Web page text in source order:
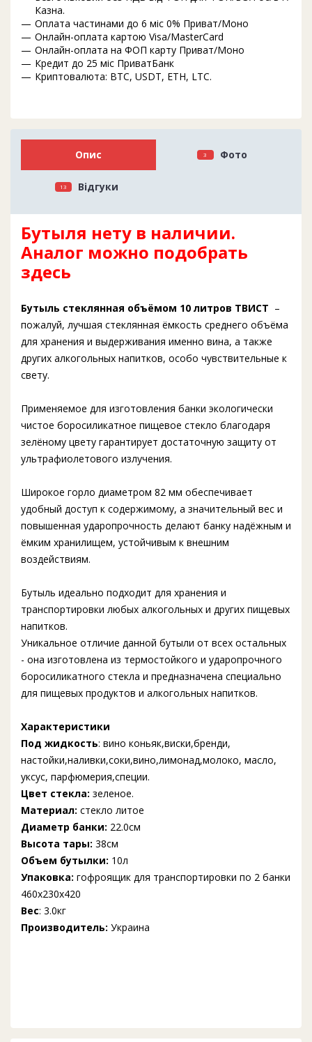
Казна.
Оплата частинами до 6 міс 0% Приват/Моно
Онлайн-оплата картою Visa/MasterCard
Онлайн-оплата на ФОП карту Приват/Моно
Кредит до 25 міс ПриватБанк
Криптовалюта: BTC, USDT, ETH, LTC.
Опис 3 Фото
13 Відгуки
Бутыля нету в наличии.
Аналог можно подобрать
здесь
Бутыль стеклянная объёмом 10 литров ТВИСТ –
пожалуй, лучшая стеклянная ёмкость среднего объёма
для хранения и выдерживания именно вина, а также
других алкогольных напитков, особо чувствительные к
свету.
Применяемое для изготовления банки экологически
чистое боросиликатное пищевое стекло благодаря
зелёному цвету гарантирует достаточную защиту от
ультрафиолетового излучения.
Широкое горло диаметром 82 мм обеспечивает
удобный доступ к содержимому, а значительный вес и
повышенная ударопрочность делают банку надёжным и
ёмким хранилищем, устойчивым к внешним
воздействиям.
Бутыль идеально подходит для хранения и
транспортировки любых алкогольных и других пищевых
напитков.
Уникальное отличие данной бутыли от всех остальных
- она изготовлена из термостойкого и ударопрочного
боросиликатного стекла и предназначена специально
для пищевых продуктов и алкогольных напитков.
Характеристики
Под жидкость: вино коньяк,виски,бренди,
настойки,наливки,соки,вино,лимонад,молоко, масло,
уксус, парфюмерия,специи.
Цвет стекла: зеленое.
Материал: стекло литое
Диаметр банки: 22.0см
Высота тары: 38см
Объем бутылки: 10л
Упаковка: гофроящик для транспортировки по 2 банки
460x230x420
Вес: 3.0кг
Производитель: Украина